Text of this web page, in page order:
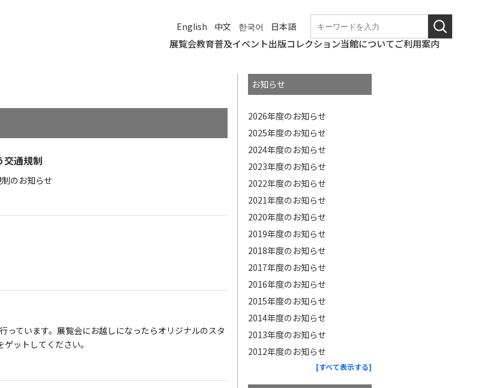
English 中文 한국어 日本語
展覧会教育普及
教育研究会
講演会等
イベント出版
館
ニュース
コレクション当館について
細
館の
ご利用案内
交通規制
のお知らせ
っています。展覧会にお越しになったらオリジナルのスタ
ットしてください。
お知らせ
2026年度のお知らせ
2025年度のお知らせ
2024年度のお知らせ
2023年度のお知らせ
2022年度のお知らせ
2021年度のお知らせ
2020年度のお知らせ
2019年度のお知らせ
2018年度のお知らせ
2017年度のお知らせ
2016年度のお知らせ
2015年度のお知らせ
2014年度のお知らせ
2013年度のお知らせ
2012年度のお知らせ
[すべて表示する]